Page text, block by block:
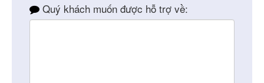
Quý khách muốn được hỗ trợ về: